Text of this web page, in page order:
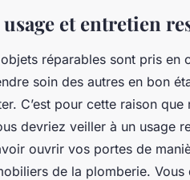
et entretien
réparables sont pris en
soin des autres en bon
C’est pour cette raison
devriez veiller à un usage
ouvrir vos portes de
de la plomberie.